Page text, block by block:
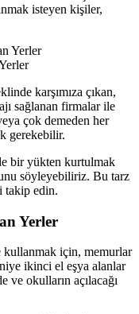
isteyen kişiler,
karşımıza çıkan,
sağlanan firmalar ile
çok demeden her
gerekebilir.
bir yükten kurtulmak
söyleyebiliriz. Bu tarz
takip edin.
Yerler
kullanmak için, memurlar
ikinci el eşya alanlar
okulların açılacağı